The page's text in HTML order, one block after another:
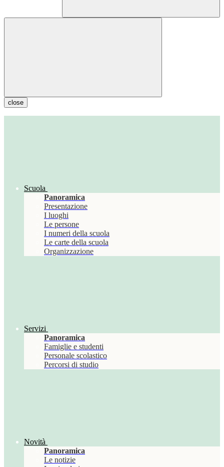
close
Scuola
Panoramica
Presentazione
I luoghi
Le persone
I numeri della scuola
Le carte della scuola
Organizzazione
Servizi
Panoramica
Famiglie e studenti
Personale scolastico
Percorsi di studio
Novità
Panoramica
Le notizie